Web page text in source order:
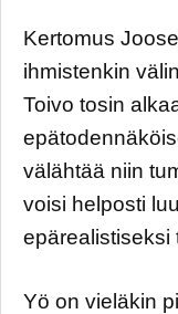
Kertomus
ihmistenkin
Toivo tosin
välähtää niin
voisi helposti
epärealistiseksi
Yö on vieläkin